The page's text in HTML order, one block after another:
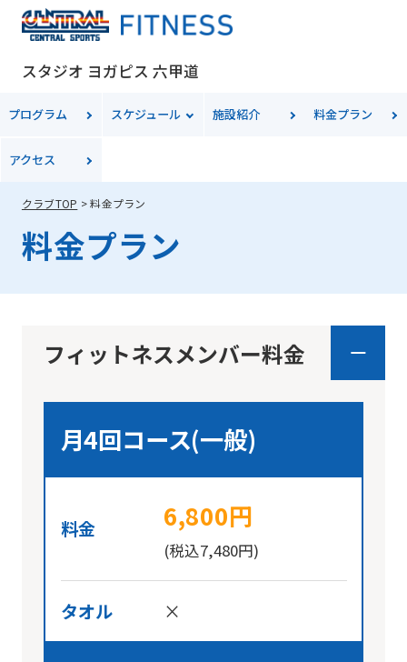
スタジオ ヨガピス 六甲道
プログラム スケジュール 施設紹介 料金プラン
アクセス
クラブTOP 料金プラン
料金プラン
フィットネスメンバー料金
月4回コース(一般)
料金 6,800円
(税込7,480円)
タオル ×